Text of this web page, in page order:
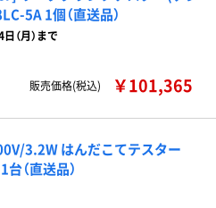
5A 1個（直送品）
（月）まで
販売価格(税込) ￥101,365
3.2W はんだこてテスター
（直送品）